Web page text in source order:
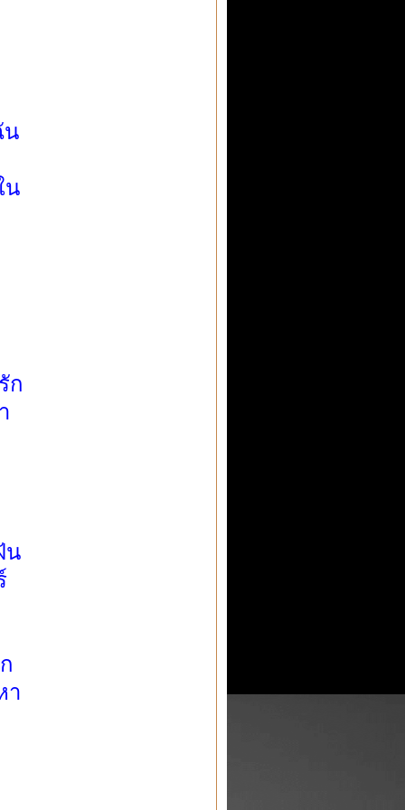
น
น
ก
น
า